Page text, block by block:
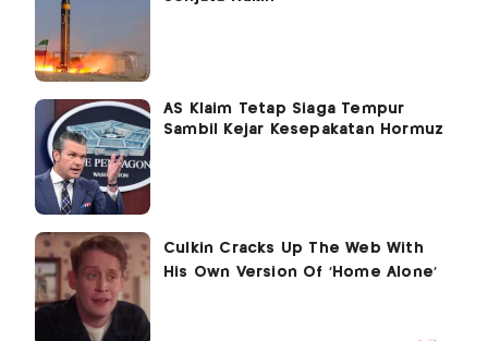
AS Klaim Tetap Siaga Tempur
Sambil Kejar Kesepakatan Hormuz